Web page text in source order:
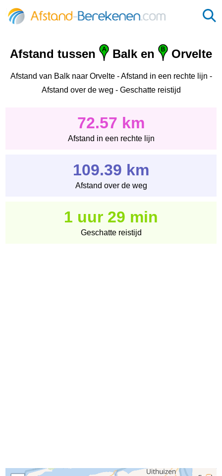
Afstand tussen Balk en Orvelte
Afstand van Balk naar Orvelte - Afstand in een rechte lijn -
Afstand over de weg - Geschatte reistijd
72.57 km
Afstand in een rechte lijn
109.39 km
Afstand over de weg
1 uur 29 min
Geschatte reistijd